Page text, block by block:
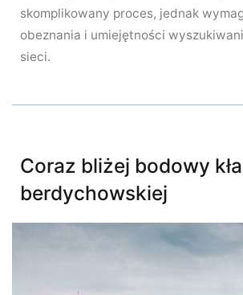
skomplikowany proces, jednak
obeznania i umiejętności
sieci.
Coraz bliżej bodowy
berdychowskiej